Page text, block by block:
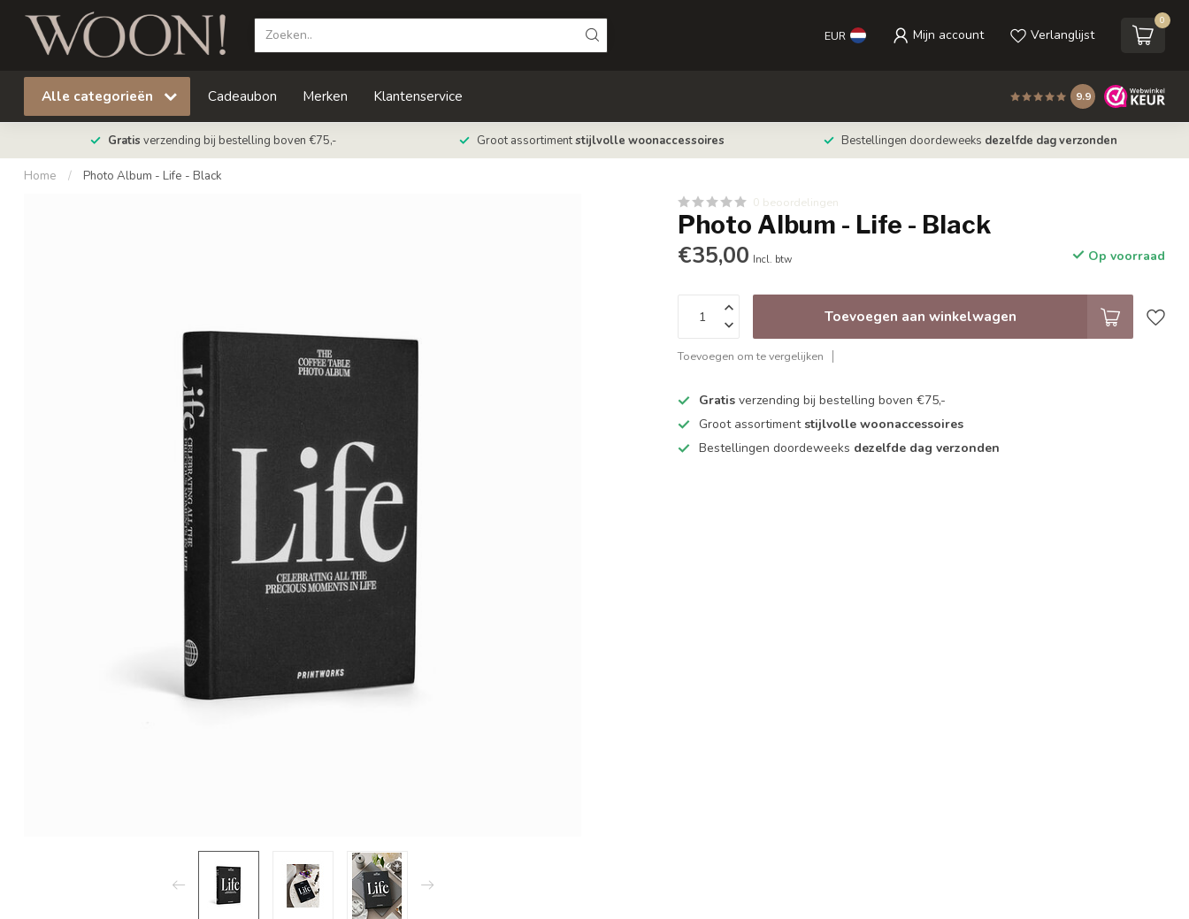
EUR Mijn account Verlanglijst
0
Alle categorieën Cadeaubon Merken Klantenservice 9.9
Gratis verzending bij bestelling boven €75,- Groot assortimentstijlvolle woonaccessoires Bestellingen doordeweeks dezelfde dag verzonden
Home / Photo Album - Life - Black
0 beoordelingen
Photo Album - Life - Black
€35,00 Incl. btw Op voorraad
Toevoegen aan winkelwagen
Toevoegen om te vergelijken
Gratis verzending bij bestelling boven €75,-
Groot assortiment stijlvolle woonaccessoires
Bestellingen doordeweeks dezelfde dag verzonden